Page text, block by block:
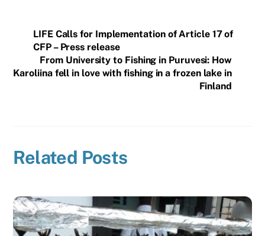
LIFE Calls for Implementation of Article 17 of
CFP – Press release
From University to Fishing in Puruvesi: How
Karoliina fell in love with fishing in a frozen lake in
Finland
Related Posts